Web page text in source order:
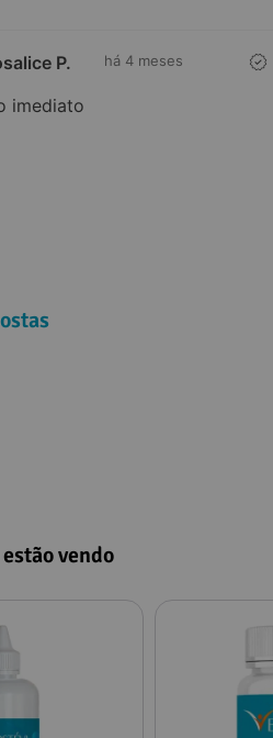
Naturell.
P. há 4 meses
imediato
vendo